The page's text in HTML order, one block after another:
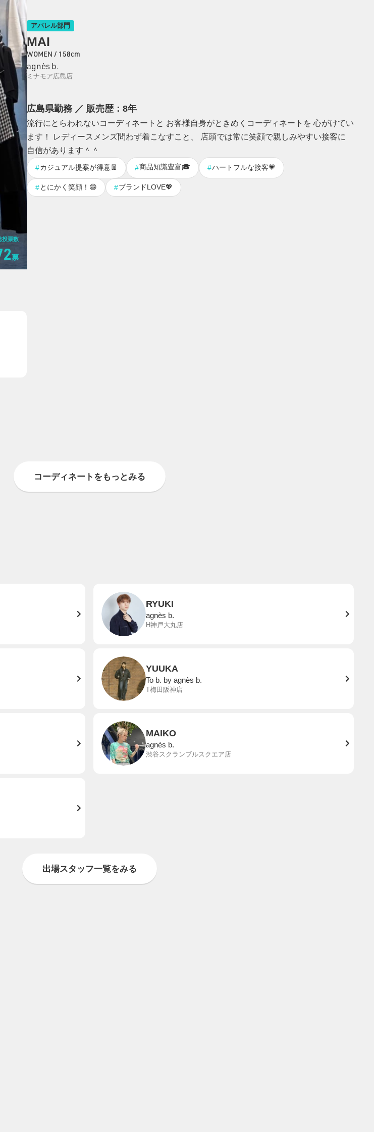
投票数
票
アパレル部門
MAI
WOMEN / 158cm
agnès b.
ミナモア広島店
広島県勤務 ／ 販売歴：8年
流行にとらわれないコーディネートと お客様自身がときめくコーディネートを 心がけてい
ます！ レディースメンズ問わず着こなすこと、 店頭では常に笑顔で親しみやすい接客に
自信があります＾＾
#カジュアル提案が得意👖 #商品知識豊富🎓 #ハートフルな接客💗
#とにかく笑顔！😄 #ブランドLOVE💖
コーディネートをもっとみる
RYUKI
agnès b.
H神戸大丸店
YUUKA
To b. by agnès b.
T梅田阪神店
MAIKO
agnès b.
渋谷スクランブルスクエア店
出場スタッフ一覧をみる